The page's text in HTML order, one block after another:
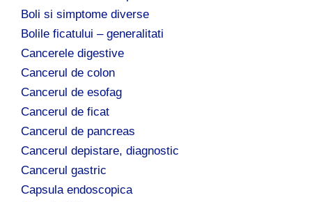
Boli si simptome diverse
Bolile ficatului – generalitati
Cancerele digestive
Cancerul de colon
Cancerul de esofag
Cancerul de ficat
Cancerul de pancreas
Cancerul depistare, diagnostic
Cancerul gastric
Capsula endoscopica